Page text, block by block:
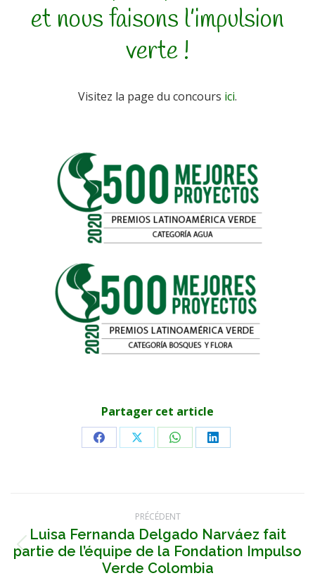
et nous faisons l’impulsion
verte !
Visitez la page du concours ici.
Partager cet article
PartagerPartagerPartagerPartager
article
PRÉCÉDENT
Article
précédent
Luisa Fernanda Delgado Narváez fait
partie de l’équipe de la Fondation Impulso
Verde Colombia